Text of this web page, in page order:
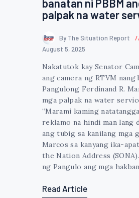
banatan ni PBBM
palpak na water
By The Situation Report
August 5, 2025
Nakatutok kay Senator
ang camera ng RTVM nang
Pangulong Ferdinand R.
mga palpak na water
“Marami kaming
reklamo na hindi man lang
ang tubig sa kanilang mga
Marcos sa kanyang ika-
the Nation Address
ng Pangulo ang mga
Read Article